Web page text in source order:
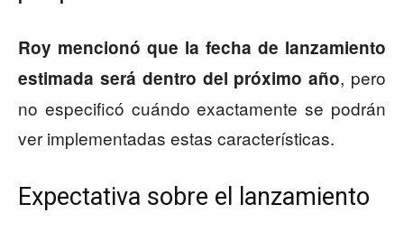
Roy mencionó que la fecha de lanzamiento
estimada será dentro del próximo año, pero
no especificó cuándo exactamente se podrán
ver implementadas estas características.
Expectativa sobre el lanzamiento